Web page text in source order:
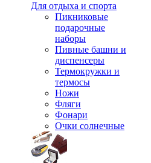
Для отдыха и спорта
Пикниковые
подарочные
наборы
Пивные башни и
диспенсеры
Термокружки и
термосы
Ножи
Фляги
Фонари
Очки солнечные